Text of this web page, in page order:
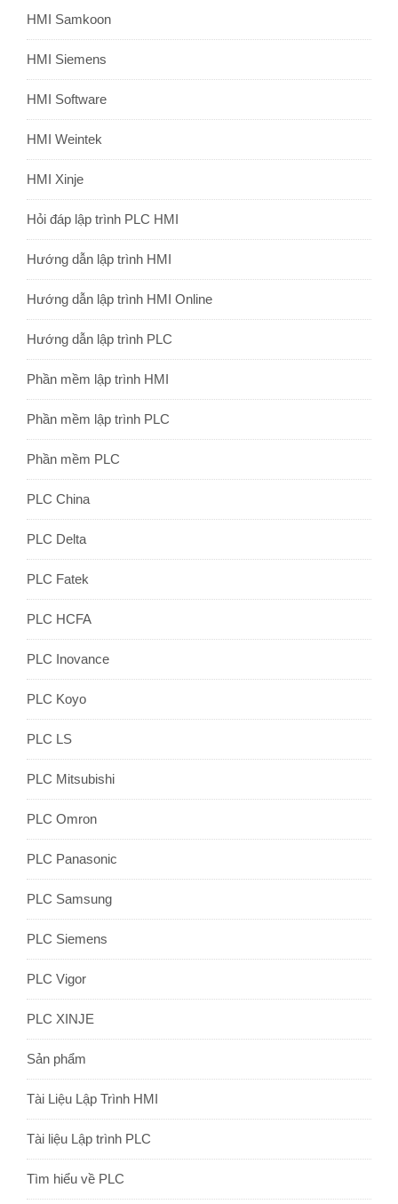
HMI Samkoon
HMI Siemens
HMI Software
HMI Weintek
HMI Xinje
Hỏi đáp lập trình PLC HMI
Hướng dẫn lập trình HMI
Hướng dẫn lập trình HMI Online
Hướng dẫn lập trình PLC
Phần mềm lập trình HMI
Phần mềm lập trình PLC
Phần mềm PLC
PLC China
PLC Delta
PLC Fatek
PLC HCFA
PLC Inovance
PLC Koyo
PLC LS
PLC Mitsubishi
PLC Omron
PLC Panasonic
PLC Samsung
PLC Siemens
PLC Vigor
PLC XINJE
Sản phẩm
Tài Liệu Lập Trình HMI
Tài liệu Lập trình PLC
Tìm hiểu về PLC